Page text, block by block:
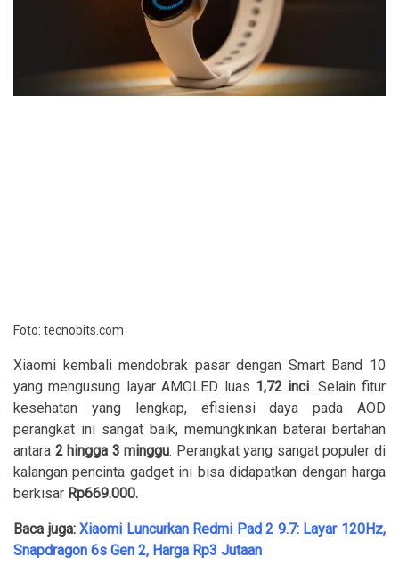
Foto: tecnobits.com
Xiaomi kembali mendobrak pasar dengan Smart Band 10
yang mengusung layar AMOLED luas 1,72 inci. Selain fitur
kesehatan yang lengkap, efisiensi daya pada AOD
perangkat ini sangat baik, memungkinkan baterai bertahan
antara 2 hingga 3 minggu. Perangkat yang sangat populer di
kalangan pencinta gadget ini bisa didapatkan dengan harga
berkisar Rp669.000.
Baca juga:Xiaomi Luncurkan Redmi Pad 2 9.7: Layar 120Hz,
Snapdragon 6s Gen 2, Harga Rp3 Jutaan